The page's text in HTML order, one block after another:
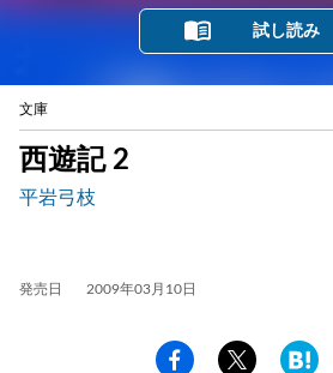
試し読み
文庫
西遊記 2
平岩弓枝
発売日 2009年03月10日